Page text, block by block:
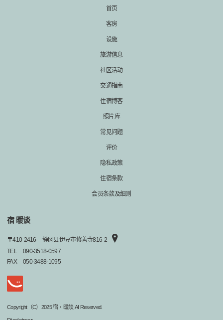
首页
客房
设施
旅游信息
社区活动
交通指南
住宿博客
照片库
常见问题
评价
隐私政策
住宿条款
会员条款及细则
宿 暖谈
〒410-2416
静冈县伊豆市修善寺816-2
TEL
090-3518-0597
FAX
050-3488-1095
Copyright（C）2025 宿・暖談 All Reserved.